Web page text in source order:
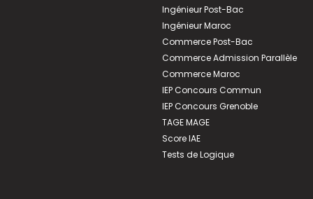
Ingénieur Post-Bac
Ingénieur Maroc
Commerce Post-Bac
Commerce Admission Parallèle
Commerce Maroc
IEP Concours Commun
IEP Concours Grenoble
TAGE MAGE
Score IAE
Tests de Logique